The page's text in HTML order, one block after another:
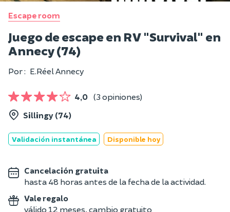
Escape room
Juego de escape en RV "Survival" en
Annecy (74)
Por : E.Réel Annecy
4,0 (3 opiniones)
Sillingy (74)
Validación instantánea Disponible hoy
Cancelación gratuita
hasta 48 horas antes de la fecha de la actividad.
Vale regalo
válido 12 meses, cambio gratuito